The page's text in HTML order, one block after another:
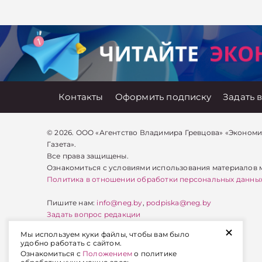
чем в новостях
TelegramViber
учреждение
образования РБ на
дневную форму
обучения на платной
основе (первое
Какие налоговые
вычеты вправе
индивидуальный
предприниматель при
определении
налогооблагаемой
базы по подоходному
2023 г.?
расходов
топлива при
автомобиля в
Контакты Оформить подписку Задать
© 2026. ООО «Агентство Владимира Гревцова»
Газета».
Все права защищены.
Ознакомиться с условиями использования
Политика в отношении обработки персональных
Пишите нам: info@neg.by, podpiska@neg.by
Задать вопрос редакции
Оформить подписку +
Мы используем куки файлы, чтобы вам было
удобно работать с сайтом.
Ознакомиться с Положением о политике